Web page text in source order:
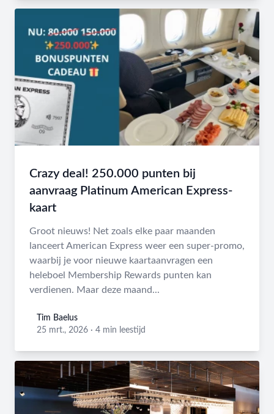
Crazy deal! 250.000 punten bij
aanvraag Platinum American Express-
kaart
Groot nieuws! Net zoals elke paar maanden
lanceert American Express weer een super-promo,
waarbij je voor nieuwe kaartaanvragen een
heleboel Membership Rewards punten kan
verdienen. Maar deze maand...
Tim Baelus
Tim Baelus
25 mrt., 2026 · 4 min leestijd